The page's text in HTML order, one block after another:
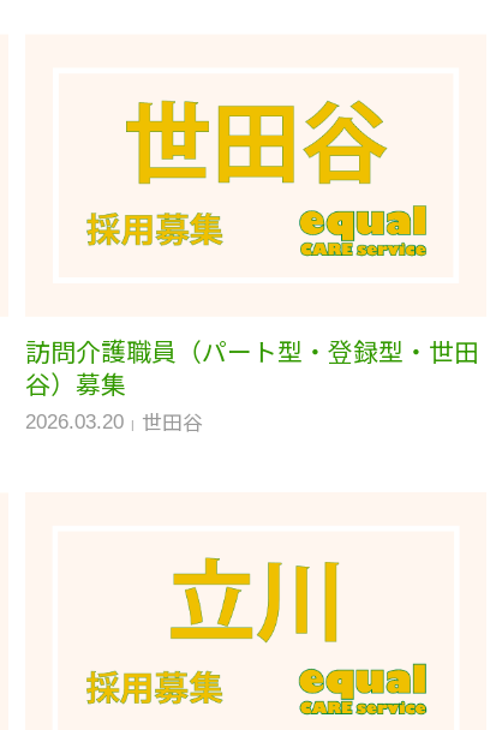
訪問介護職員（パート型・登録型・世田
谷）募集
2026.03.20 世田谷